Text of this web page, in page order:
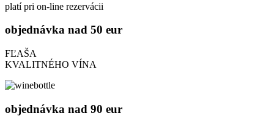
platí pri on-line rezervácii
objednávka nad 50 eur
FĽAŠA
KVALITNÉHO VÍNA
objednávka nad 90 eur